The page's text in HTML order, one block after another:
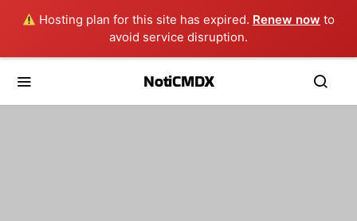
Hosting plan for this site has expired. Renew now to
avoid service disruption.
NotiCMDX